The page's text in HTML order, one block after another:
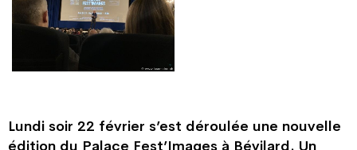
Lundi soir 22 février s’est déroulée une nouvelle
édition du Palace Fest’Images à Bévilard. Un